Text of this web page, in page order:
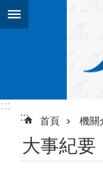
跳到主要內容區塊
:::
:::
首頁 機關
大事紀要